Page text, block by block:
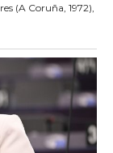
(A Coruña, 1972),